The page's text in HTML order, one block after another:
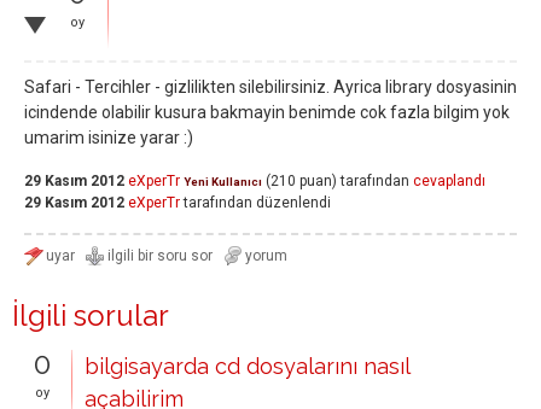
oy
Safari - Tercihler - gizlilikten silebilirsiniz. Ayrica library dosyasinin
icindende olabilir kusura bakmayin benimde cok fazla bilgim yok
umarim isinize yarar :)
29 Kasım 2012 eXperTr Yeni Kullanıcı (210 puan) tarafından cevaplandı
29 Kasım 2012 eXperTrtarafından düzenlendi
İlgili sorular
0
oy
bilgisayarda cd dosyalarını nasıl
açabilirim